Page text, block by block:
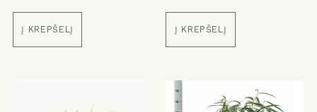
Į KREPŠELĮ Į KREPŠELĮ